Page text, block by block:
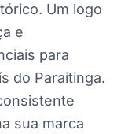
Um logo
e
para
do Paraitinga.
sua marca